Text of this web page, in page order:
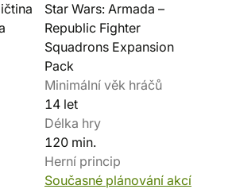
Star Wars: Armada –
Republic Fighter
Squadrons Expansion
Pack
Minimální věk hráčů
14 let
Délka hry
120 min.
Herní princip
Současné plánování akcí